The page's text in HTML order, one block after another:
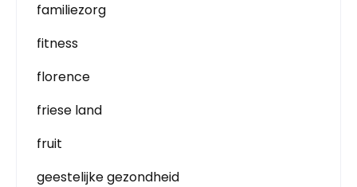
familiezorg
fitness
florence
friese land
fruit
geestelijke gezondheid